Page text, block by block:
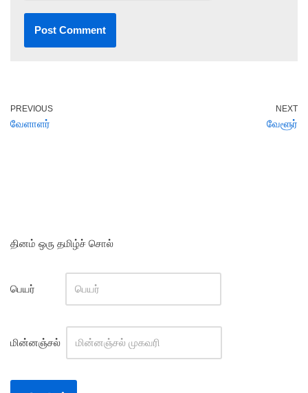
PREVIOUS
வேளாளர்
NEXT
வேளூர்
தினம் ஒரு தமிழ்ச் சொல்
பெயர்
மின்னஞ்சல்